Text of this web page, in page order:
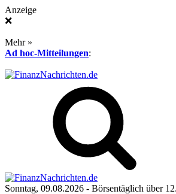
Anzeige
❌
Mehr »
Ad hoc-Mitteilungen:
Sonntag, 09.08.2026 - Börsentäglich über